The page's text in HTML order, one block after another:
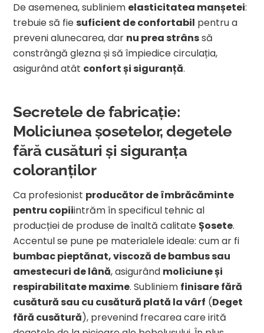
De asemenea, subliniem elasticitatea manșetei:
trebuie să fie suficient de confortabil pentru a
preveni alunecarea, dar nu prea strânssă
constrângă glezna și să împiedice circulația,
asigurând atât confort și siguranță.
Secretele de fabricație:
Moliciunea șosetelor, degetele
fără cusături și siguranța
coloranților
Ca profesionist producător de îmbrăcăminte
pentru copiiintrăm în specificul tehnic al
producției de produse de înaltă calitateȘosete.
Accentul se pune pe materialele ideale: cum ar fi
bumbac pieptănat, viscoză de bambus sau
amestecuri de lână, asigurând moliciune și
respirabilitate maxime. Subliniem finisare fără
cusătură sau cu cusătură plată la vârf (Deget
fără cusătură), prevenind frecarea care irită